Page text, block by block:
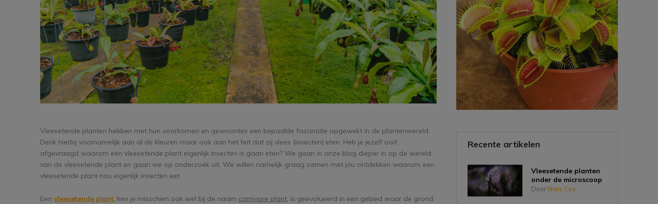
Vleesetende planten hebben met hun voorkomen en gewoontes een bepaalde fascinatie opgewekt in de plantenwereld.
Denk hierbij voornamelijk aan al de kleuren maar ook aan het feit dat zij vlees (insecten) eten. Heb je jezelf ooit
afgevraagd waarom een vleesetende plant eigenlijk insecten is gaan eten? We gaan in onze blog dieper in op de wereld
van de vleesetende plant en gaan we op onderzoek uit. We willen namelijk graag samen met jou ontdekken waarom een
vleesetende plant nou eigenlijk insecten eet.
Een vleesetende plant, ken je misschien ook wel bij de naam carnivore plant, is geëvolueerd in een gebied waar de grond
Recente artikelen
Vleesetende planten
onder de microscoop
Door Niels Cox